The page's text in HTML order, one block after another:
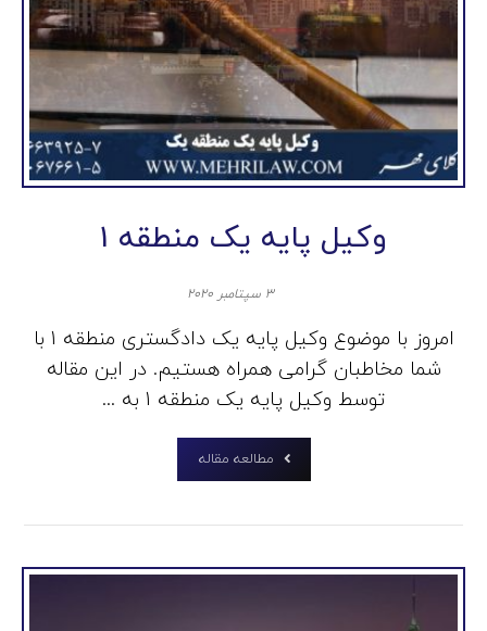
وکیل پایه یک منطقه 1
۳ سپتامبر ۲۰۲۰
امروز با موضوع وکیل پایه یک دادگستری منطقه 1 با
شما مخاطبان گرامی همراه هستیم. در این مقاله
توسط وکیل پایه یک منطقه 1 به ...
مطالعه مقاله